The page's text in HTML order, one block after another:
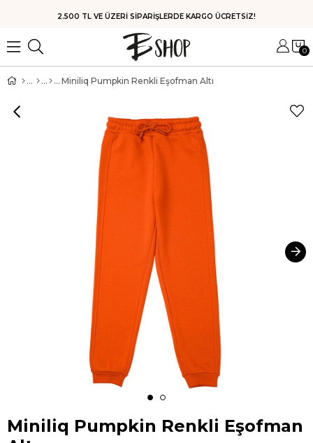
HIZLI KARGO
0
Miniliq Pumpkin Renkli Eşofman Altı
Miniliq Pumpkin Renkli Eşofman